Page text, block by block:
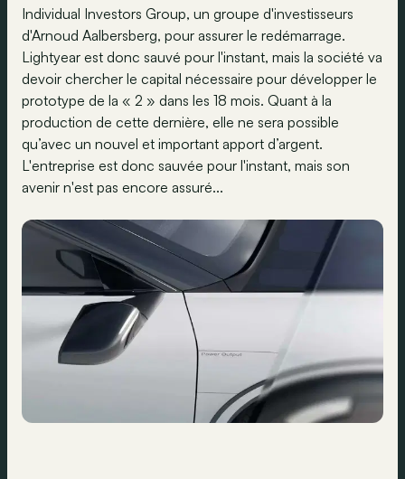
Individual Investors Group, un groupe d'investisseurs
d'Arnoud Aalbersberg, pour assurer le redémarrage.
Lightyear est donc sauvé pour l'instant, mais la société va
devoir chercher le capital nécessaire pour développer le
prototype de la « 2 » dans les 18 mois. Quant à la
production de cette dernière, elle ne sera possible
qu’avec un nouvel et important apport d’argent.
L'entreprise est donc sauvée pour l'instant, mais son
avenir n'est pas encore assuré...